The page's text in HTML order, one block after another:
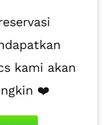
kami akan
❤️